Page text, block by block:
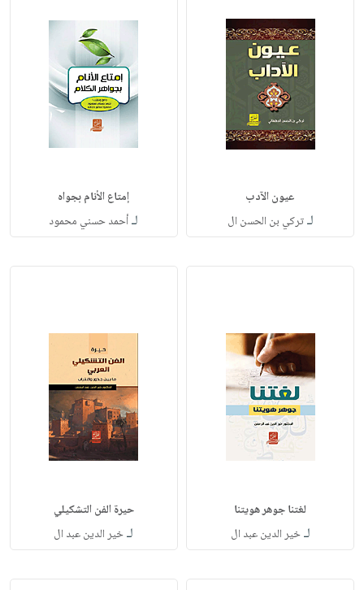
عيون الآدب
لـتركي بن الحسن ال
إمتاع الأنام بجواه
لـأحمد حسني محمود
لغتنا جوهر هويتنا
لـخير الدين عبد ال
حيرة الفن التشكيلي
لـخير الدين عبد ال